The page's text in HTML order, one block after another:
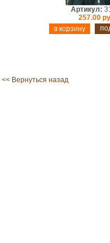
Артикул:
257.00
<< Вернуться назад